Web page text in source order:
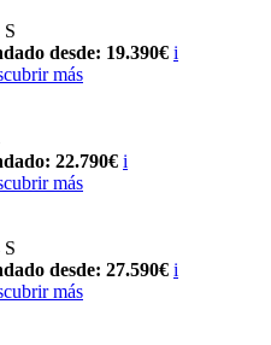
desde: 19.390€ i
más
22.790€ i
más
desde: 27.590€ i
más